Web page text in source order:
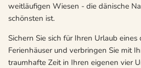
weitläufigen Wiesen - die dänische
schönsten ist.
Sichern Sie sich für Ihren Urlaub
Ferienhäuser und verbringen Sie mit
traumhafte Zeit in Ihren eigenen vier